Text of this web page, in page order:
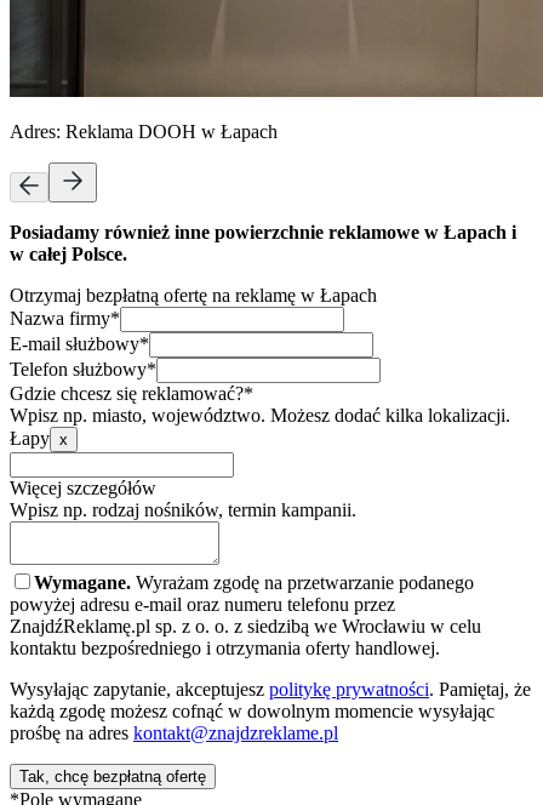
Adres: Reklama DOOH w Łapach
Posiadamy również inne powierzchnie reklamowe w Łapach i
w całej Polsce.
Otrzymaj bezpłatną ofertę na reklamę w Łapach
Nazwa firmy*
E-mail służbowy*
Telefon służbowy*
Gdzie chcesz się reklamować?*
Wpisz np. miasto, województwo. Możesz dodać kilka lokalizacji.
Łapy x
Więcej szczegółów
Wpisz np. rodzaj nośników, termin kampanii.
Wymagane. Wyrażam zgodę na przetwarzanie podanego
powyżej adresu e-mail oraz numeru telefonu przez
ZnajdźReklamę.pl sp. z o. o. z siedzibą we Wrocławiu w celu
kontaktu bezpośredniego i otrzymania oferty handlowej.
Wysyłając zapytanie, akceptujesz politykę prywatności. Pamiętaj, że
każdą zgodę możesz cofnąć w dowolnym momencie wysyłając
prośbę na adres kontakt@znajdzreklame.pl
Tak, chcę bezpłatną ofertę
*Pole wymagane